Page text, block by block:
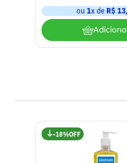
ou 1x de R$ 13,
18%